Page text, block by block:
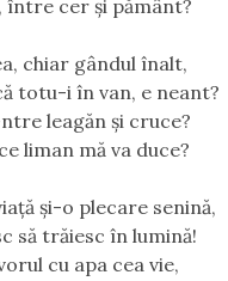
între cer şi pământ?
chiar gândul înalt,
totu-i în van, e neant?
leagăn şi cruce?
liman mă va duce?
şi-o plecare senină,
să trăiesc în lumină!
cu apa cea vie,